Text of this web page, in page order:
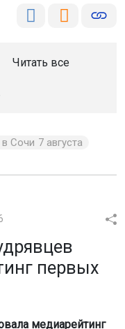
Читать все
Сочи 7 августа
первых
медиарейтинг